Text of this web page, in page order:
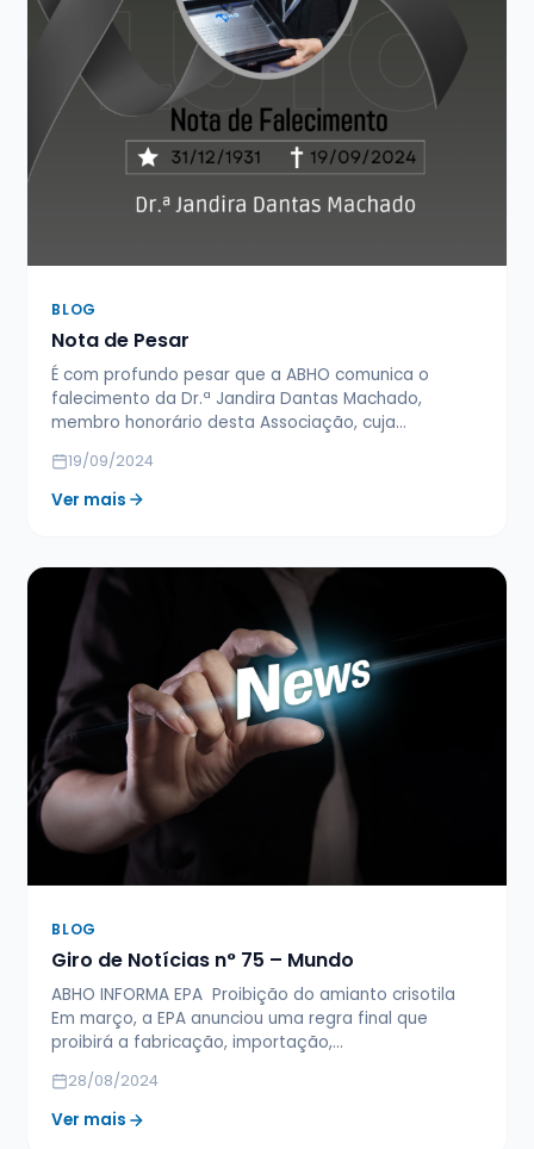
BLOG
Nota de Pesar
É com profundo pesar que a ABHO comunica o
falecimento da Dr.ª Jandira Dantas Machado,
membro honorário desta Associação, cuja…
19/09/2024
Ver mais
BLOG
Giro de Notícias n° 75 – Mundo
ABHO INFORMA EPA Proibição do amianto crisotila
Em março, a EPA anunciou uma regra final que
proibirá a fabricação, importação,…
28/08/2024
Ver mais